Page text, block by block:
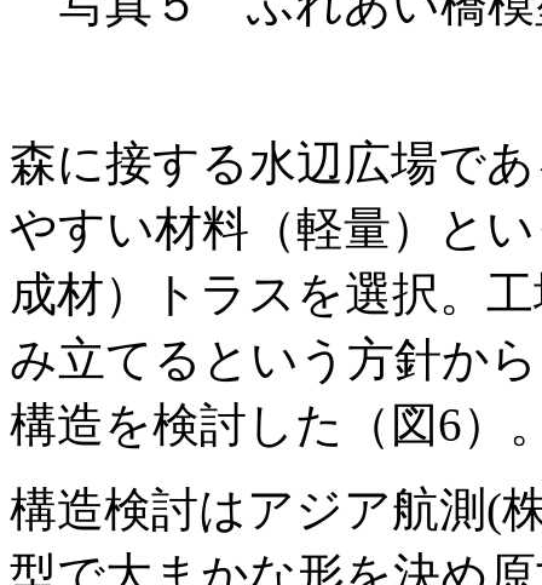
森に接する水辺広場で
やすい材料（軽量）と
成材）トラスを選択。
み立てるという方針か
構造を検討した（図6）
構造検討はアジア航測(